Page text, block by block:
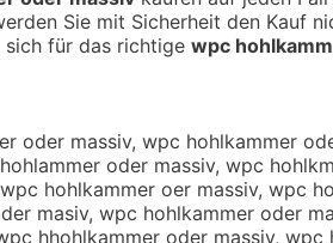
Sie mit Sicherheit den Kauf
sich für das richtige wpc
wpc hohlkammer ower massiv, wpc hohlkammer oeer massiv, wpc hohlkammer orer massiv, wpc hohlkammer ofer massiv, wpc hohlkammer over massiv, wpc hohlkammer ocer massiv, wpc hohlkammer odwr massiv, wpc hohlkammer odsr massiv, wpc hohlkammer oddr massiv, wpc hohlkammer odfr massiv, wpc hohlkammer odrr massiv, wpc hohlkammer od3r massiv, wpc hohlkammer od4r massiv, wpc hohlkammer odee massiv, wpc hohlkammer oded massiv, wpc hohlkammer odef massiv, wpc hohlkammer odeg massiv, wpc hohlkammer odet massiv, wpc hohlkammer ode4 massiv, wpc hohlkammer ode5 massiv, wpc hohlkammer oder assiv, wpc hohlkammer oder nassiv, wpc hohlkammer oder hassiv, wpc hohlkammer oder jassiv, wpc hohlkammer oder kassiv, wpc hohlkammer oder lassiv, wpc hohlkammer oder mqssiv, wpc hohlkammer oder mwssiv, wpc hohlkammer oder mzssiv, wpc hohlkammer oder mxssiv, wpc hohlkammer oder maqsiv, wpc hohlkammer oder mawsiv, wpc hohlkammer oder maesiv, wpc hohlkammer oder mazsiv, wpc hohlkammer oder maxsiv, wpc hohlkammer oder macsiv, wpc hohlkammer oder masqiv, wpc hohlkammer oder maswiv, wpc hohlkammer oder maseiv, wpc hohlkammer oder masziv, wpc hohlkammer oder masxiv, wpc hohlkammer oder masciv, wpc hohlkammer oder massuv, wpc hohlkammer oder massjv, wpc hohlkammer oder masskv, wpc hohlkammer oder masslv, wpc hohlkammer oder massov, wpc hohlkammer oder mass8v, wpc hohlkammer oder mass9v, wpc hohlkammer oder massi , wpc hohlkammer oder massic, wpc hohlkammer oder massid, wpc hohlkammer oder massif, wpc hohlkammer oder massig, wpc hohlkammer oder massib, qwpc hohlkammer oder massiv, wqpc hohlkammer oder massiv, awpc hohlkammer oder massiv, wapc hohlkammer oder massiv, swpc hohlkammer oder massiv, wspc hohlkammer oder massiv, dwpc hohlkammer oder massiv, wdpc hohlkammer oder massiv, ewpc hohlkammer oder massiv, wepc hohlkammer oder massiv, 1wpc hohlkammer oder massiv, w1pc hohlkammer oder massiv, 2wpc